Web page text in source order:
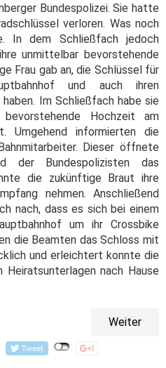
Bundespolizei. Sie hatte
verloren. Was noch
In dem Schließfach jedoch
unmittelbar bevorstehende
Frau gab an, die Schlüssel für
und auch ihren
Im Schließfach habe sie
Hochzeit am
Umgehend informierten die
Dieser öffnete
der Bundespolizisten das
die zukünftige Braut ihre
nehmen. Anschließend
nach, dass es sich bei einem
um ihr Crossbike
die Beamten das Schloss mit
und erleichtert konnte die
nach Hause
Weiter